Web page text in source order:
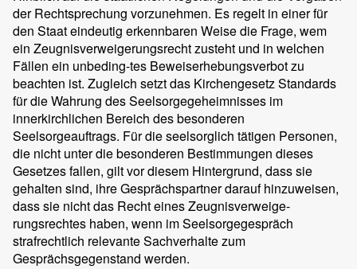
der Rechtsprechung vorzunehmen. Es regelt in einer für
den Staat eindeutig erkennbaren Weise die Frage, wem
ein Zeugnisverweigerungsrecht zusteht und in welchen
Fällen ein unbeding-tes Beweiserhebungsverbot zu
beachten ist. Zugleich setzt das Kirchengesetz Standards
für die Wahrung des Seelsorgegeheimnisses im
innerkirchlichen Bereich des besonderen
Seelsorgeauftrags. Für die seelsorglich tätigen Personen,
die nicht unter die besonderen Bestimmungen dieses
Gesetzes fallen, gilt vor diesem Hintergrund, dass sie
gehalten sind, ihre Gesprächspartner darauf hinzuweisen,
dass sie nicht das Recht eines Zeugnisverweige-
rungsrechtes haben, wenn im Seelsorgegespräch
strafrechtlich relevante Sachverhalte zum
Gesprächsgegenstand werden.